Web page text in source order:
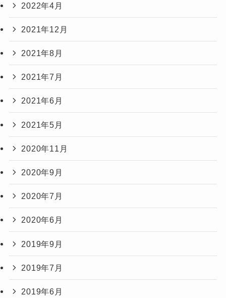
2022年4月
2021年12月
2021年8月
2021年7月
2021年6月
2021年5月
2020年11月
2020年9月
2020年7月
2020年6月
2019年9月
2019年7月
2019年6月